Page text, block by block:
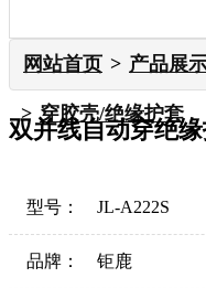
网站首页 产品展
穿胶壳/绝缘护套
双并线自动穿绝
型号： JL-A222S
品牌： 钜鹿